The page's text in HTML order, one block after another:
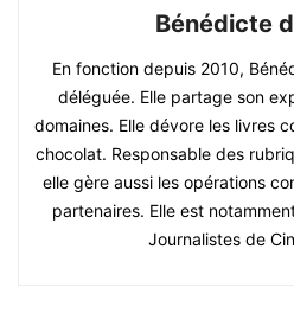
Bénédicte
En fonction depuis 2010,
déléguée. Elle partage son
domaines. Elle dévore les livres
chocolat. Responsable des
elle gère aussi les opérations
partenaires. Elle est
Journalistes de